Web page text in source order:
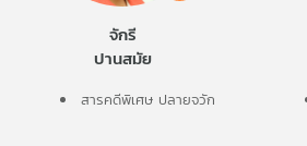
จักรี
ปานสมัย
สารคดีพิเศษ ปลายจวัก